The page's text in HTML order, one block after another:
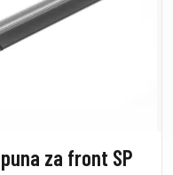
za front SP